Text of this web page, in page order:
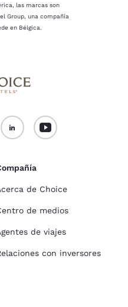
las marcas son
Group, una compañía
en Bélgica.
de Choice
de medios
de viajes
con inversores